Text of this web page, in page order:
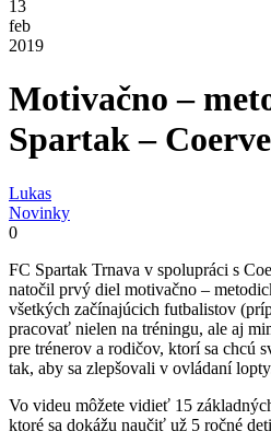
13
feb
2019
Motivačno –
Spartak –
Lukas
Novinky
0
FC Spartak Trnava v spolupráci s
natočil prvý diel motivačno –
všetkých začínajúcich futbalistov
pracovať nielen na tréningu, ale aj
pre trénerov a rodičov, ktorí sa chcú
tak, aby sa zlepšovali v ovládaní
Vo videu môžete vidieť 15
ktoré sa dokážu naučiť už 5 ročné